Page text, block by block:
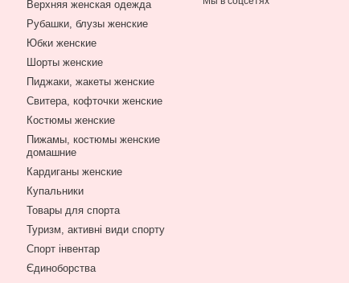
Верхняя женская одежда
Рубашки, блузы женские
Юбки женские
Шорты женские
Пиджаки, жакеты женские
Свитера, кофточки женские
Костюмы женские
Пижамы, костюмы женские
домашние
Кардиганы женские
Купальники
Товары для спорта
Туризм, активні види спорту
Спорт інвентар
Єдиноборства